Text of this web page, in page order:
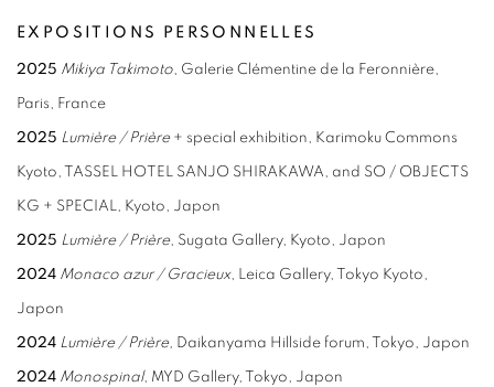
EXPOSITIONS PERSONNELLES
2025 Mikiya Takimoto, Galerie Clémentine de la Feronnière,
Paris, France
2025 Lumière / Prière + special exhibition, Karimoku Commons
Kyoto, TASSEL HOTEL SANJO SHIRAKAWA, and SO / OBJECTS
KG + SPECIAL, Kyoto, Japon
2025 Lumière / Prière, Sugata Gallery, Kyoto, Japon
2024 Monaco azur / Gracieux, Leica Gallery, Tokyo Kyoto,
Japon
2024 Lumière / Prière, Daikanyama Hillside forum, Tokyo, Japon
2024 Monospinal, MYD Gallery, Tokyo, Japon